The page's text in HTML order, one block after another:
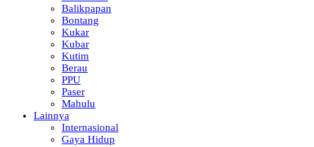
Balikpapan
Bontang
Kukar
Kubar
Kutim
Berau
PPU
Paser
Mahulu
Lainnya
Internasional
Gaya Hidup